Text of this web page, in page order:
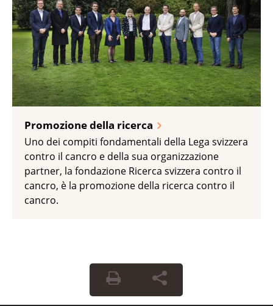
popolazione.
della cura e /sulle spese sanitarie? La ricerca
sull’assistenza sanitaria indaga i modi in cui
le persone vengono assistite con prodotti e
servizi riferiti alla salute, ponendo al centro
dell’attenzione soprattutto la qualità, l’utilità
e i costi delle cure mediche.
Promozione della ricerca
Uno dei compiti fondamentali della Lega svizzera
contro il cancro e della sua organizzazione
partner, la fondazione Ricerca svizzera contro il
cancro, è la promozione della ricerca contro il
cancro.